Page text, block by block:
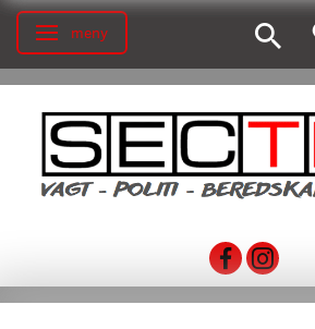
Ändra navigering
meny